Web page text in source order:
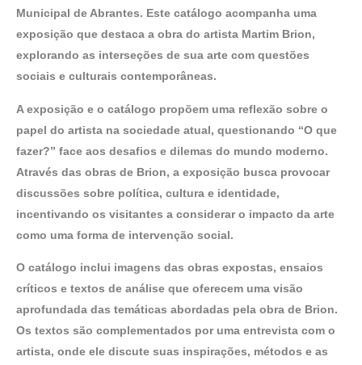
Municipal de Abrantes. Este catálogo acompanha uma
exposição que destaca a obra do artista Martim Brion,
explorando as interseções de sua arte com questões
sociais e culturais contemporâneas.
A exposição e o catálogo propõem uma reflexão sobre o
papel do artista na sociedade atual, questionando “O que
fazer?” face aos desafios e dilemas do mundo moderno.
Através das obras de Brion, a exposição busca provocar
discussões sobre política, cultura e identidade,
incentivando os visitantes a considerar o impacto da arte
como uma forma de intervenção social.
O catálogo inclui imagens das obras expostas, ensaios
críticos e textos de análise que oferecem uma visão
aprofundada das temáticas abordadas pela obra de Brion.
Os textos são complementados por uma entrevista com o
artista, onde ele discute suas inspirações, métodos e as